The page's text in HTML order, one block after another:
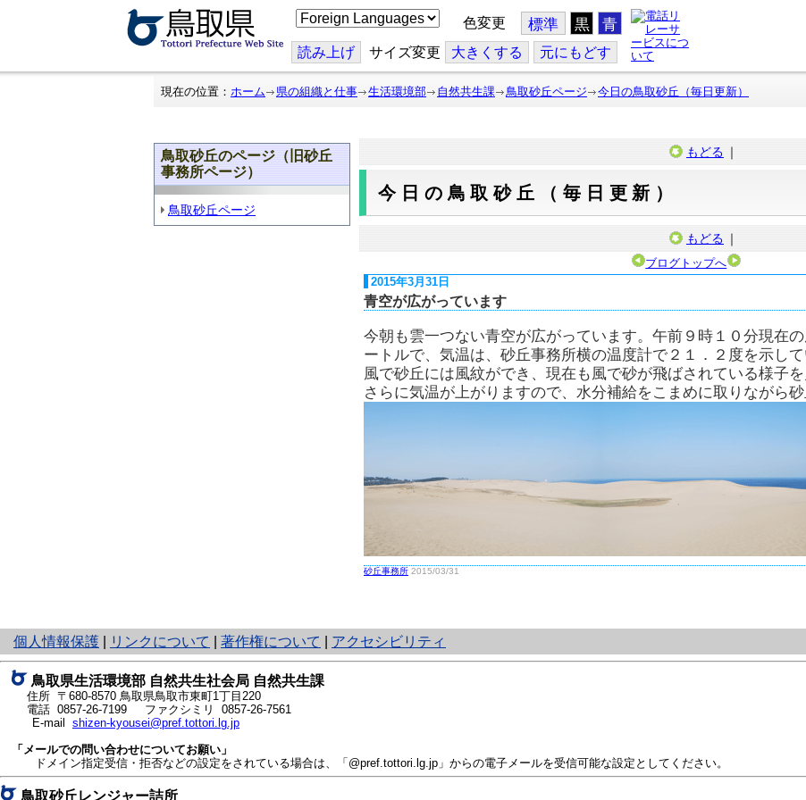
こ
の
ジ
を
翻
色変更 標準 黒 青
読み上げ サイズ変更 大きくする 元にもどす
現在の位置： ホーム 県の組織と仕事 生活環境部 自然共生課 鳥取砂丘ページ 今日の鳥取砂丘（毎日更新）
鳥取砂丘のページ（旧砂丘
事務所ページ）
鳥取砂丘ページ
もどる ｜
今日の鳥取砂丘（毎日更新）
もどる ｜
ブログトップへ
2015年3月31日
青空が広がっています
今朝も雲一つない青空が広がっています。午前９時１０分現在
ートルで、気温は、砂丘事務所横の温度計で２１．２度を示し
風で砂丘には風紋ができ、現在も風で砂が飛ばされている様子
さらに気温が上がりますので、水分補給をこまめに取りながら砂
砂丘事務所 2015/03/31
個人情報保護
と
り
ネ
ッ
ト
へ
の
リンクについて 著作権について アクセシビリティ
鳥取県生活環境部 自然共生社会局 自然共生課
住所 〒680-8570 鳥取県鳥取市東町1丁目220
電話 0857-26-7199
ファクシミリ 0857-26-7561
E-mail shizen-kyousei@pref.tottori.lg.jp
「メールでの問い合わせについてお願い」
ドメイン指定受信・拒否などの設定をされている場合は、「@pref.tottori.lg.jp」からの電子メールを受信可能な設定としてください。
鳥取砂丘レンジャー詰所